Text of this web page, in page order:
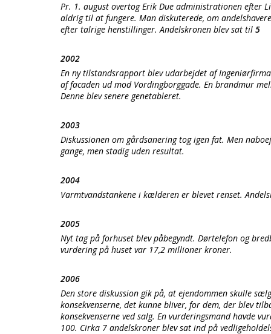
Pr. 1. august overtog Erik Due administrationen efter
aldrig til at fungere. Man diskuterede, om
efter talrige henstillinger. Andelskronen blev sat til 5
2002
En ny tilstandsrapport blev udarbejdet af
af facaden ud mod Vordingborggade. En brandmur
Denne blev senere genetableret.
2003
Diskussionen om gårdsanering tog igen fat. Men
gange, men stadig uden resultat.
2004
Varmtvandstankene i kælderen er blevet renset.
2005
Nyt tag på forhuset blev påbegyndt. Dørtelefon og
vurdering på huset var 17,2 millioner kroner.
2006
Den store diskussion gik på, at ejendommen skulle
konsekvenserne, det kunne bliver, for dem, der blev
konsekvenserne ved salg. En vurderingsmand havde
100. Cirka 7 andelskroner blev sat ind på